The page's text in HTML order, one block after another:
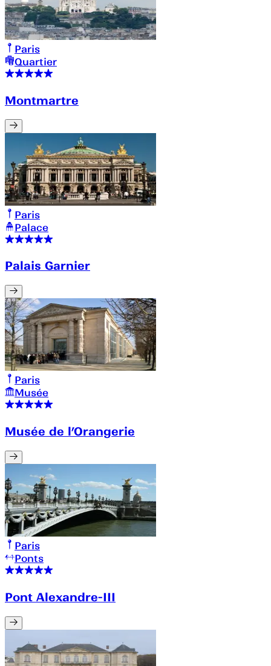
Paris
Quartier
Montmartre
Paris
Palace
Palais Garnier
Paris
Musée
Musée de l’Orangerie
Paris
Ponts
Pont Alexandre-III